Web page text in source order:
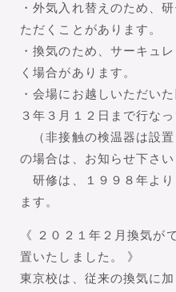
・外気入れ替えのため、
ただくことがあります。
・換気のため、サーキュ
く場合があります。
・会場にお越しいただい
３年３月１２日まで行なっ
（非接触の検温器は設
の場合は、お知らせ下さい
研修は、１９９８年より
ます。
《 ２０２１年２月換気が
置いたしました。 》
東京校は、従来の換気に